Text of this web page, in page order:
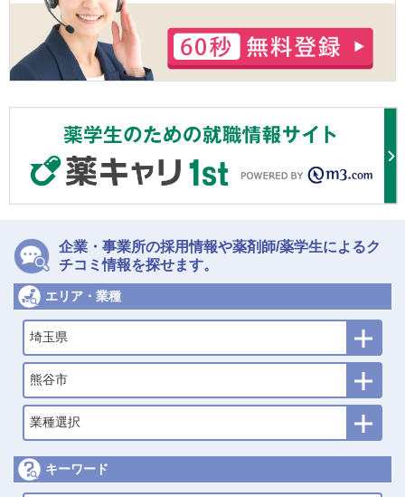
企業・事業所の採用情報や薬剤師/薬学生によるク
チコミ情報を探せます。
エリア・業種
埼玉県
熊谷市
業種選択
キーワード